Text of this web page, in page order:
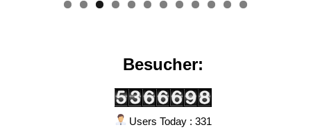
0 1 2
Besucher:
Users Today : 331